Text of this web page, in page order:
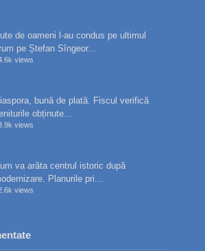
de oameni l-au condus pe ultimul
pe Ștefan Sîngeor...
views
bună de plată. Fiscul verifică
obținute...
views
va arăta centrul istoric după
Planurile pri...
views